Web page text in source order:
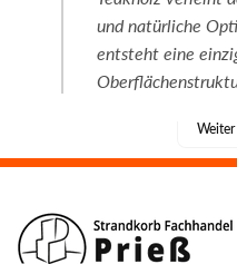
und natürliche
entsteht eine
Dunkles stone
robust und
Weiter